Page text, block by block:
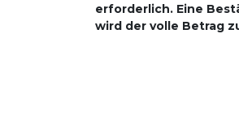
erforderlich. Eine
wird der volle Betrag